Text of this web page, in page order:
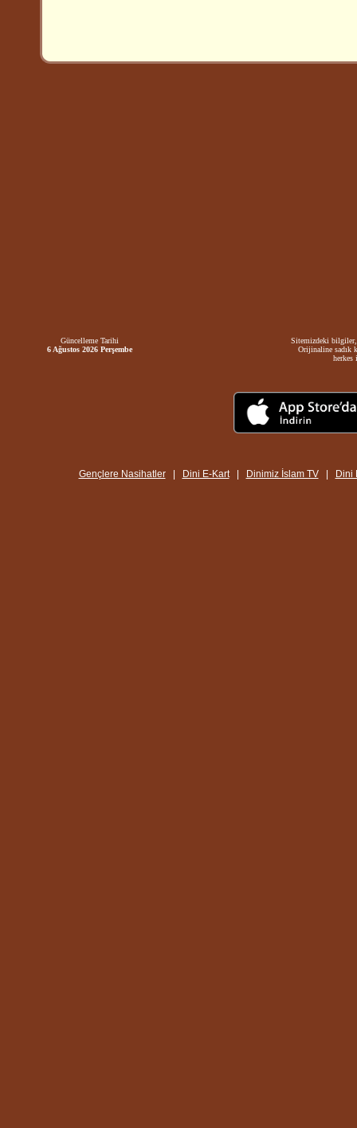
Güncelleme Tarihi
6 Ağustos 2026 Perşembe
Sitemizdeki bilgiler,
Orijinaline sadık
herkes
Gençlere Nasihatler| Dini E-Kart| Dinimiz İslam TV| Dini